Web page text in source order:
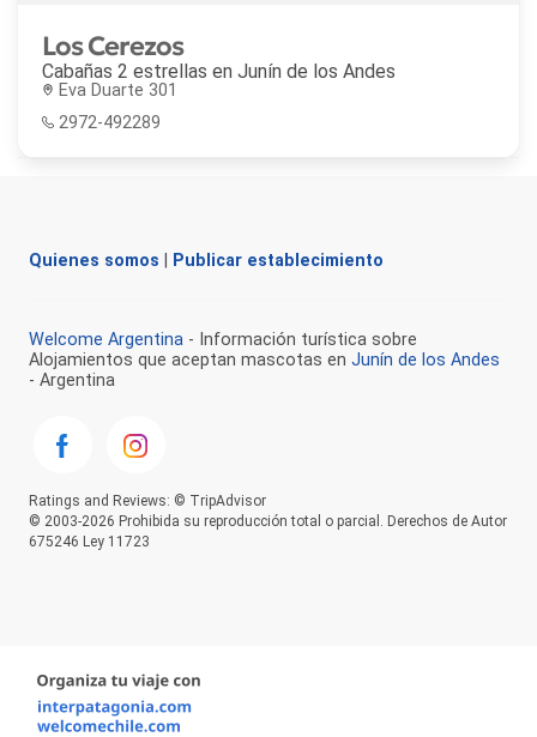
Los Cerezos
Cabañas 2 estrellas en Junín de los Andes
Eva Duarte 301
2972-492289
Quienes somos Publicar establecimiento
Welcome Argentina - Información turística sobre
Alojamientos que aceptan mascotas en Junín de los Andes
- Argentina
Ratings and Reviews: © TripAdvisor
© 2003-2026 Prohibida su reproducción total o parcial. Derechos de Autor
675246 Ley 11723